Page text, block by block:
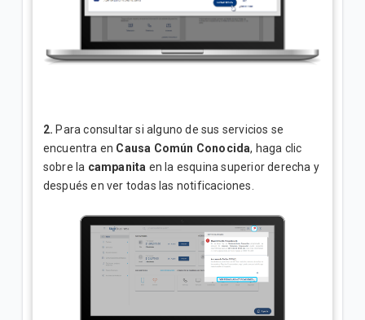
2. Para consultar si alguno de sus servicios se
encuentra en Causa Común Conocida, haga clic
sobre la campanita en la esquina superior derecha y
después en ver todas las notificaciones.